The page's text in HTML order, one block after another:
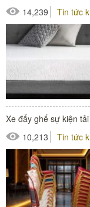
14,239
Tin tức
Xe đẩy ghế sự kiện
10,213
Tin tức